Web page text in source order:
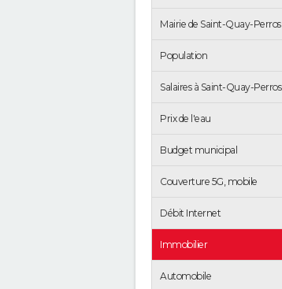
Mairie de Saint-Quay-Perros
Population
Salaires à Saint-Quay-Perros
Prix de l'eau
Budget municipal
Couverture 5G, mobile
Débit Internet
Immobilier
Automobile